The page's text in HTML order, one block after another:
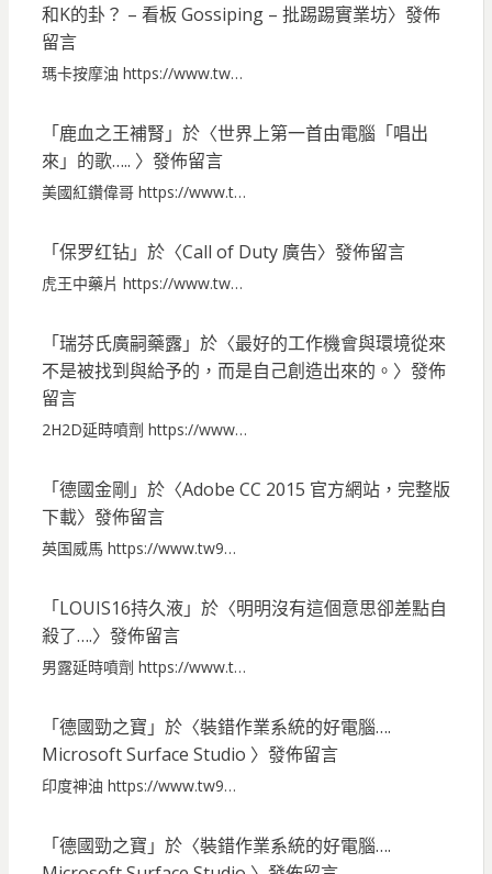
和K的卦？ – 看板 Gossiping – 批踢踢實業坊〉發佈
留言
瑪卡按摩油 https://www.tw…
「鹿血之王補腎 」於〈世界上第一首由電腦「唱出
來」的歌….. 〉發佈留言
美國紅鑽偉哥 https://www.t…
「保罗红钻」於〈Call of Duty 廣告〉發佈留言
虎王中藥片 https://www.tw…
「瑞芬氏廣嗣藥露」於〈最好的工作機會與環境從來
不是被找到與給予的，而是自己創造出來的。 〉發佈
留言
2H2D延時噴劑 https://www…
「德國金剛 」於〈Adobe CC 2015 官方網站，完整版
下載〉發佈留言
英国威馬 https://www.tw9…
「LOUIS16持久液」於〈明明沒有這個意思卻差點自
殺了….〉發佈留言
男露延時噴劑 https://www.t…
「德國勁之寶 」於〈裝錯作業系統的好電腦….
Microsoft Surface Studio 〉發佈留言
印度神油 https://www.tw9…
「德國勁之寶 」於〈裝錯作業系統的好電腦….